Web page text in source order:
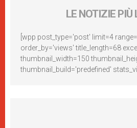
LE NOTIZIE PIÙ
[wpp post_type='post' limit=4
order_by='views' title_length=68
thumbnail_width=150
thumbnail_build='predefined'